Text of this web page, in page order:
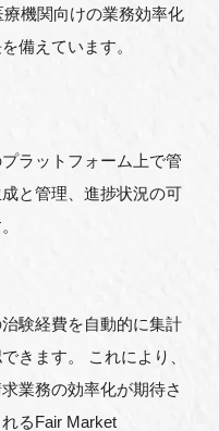
機関向けの業務効率化
備えています。
ラットフォーム上で管
と管理、進捗状況の可
験経費を自動的に集計
きます。 これにより、
業務の効率化が期待さ
るFair Market